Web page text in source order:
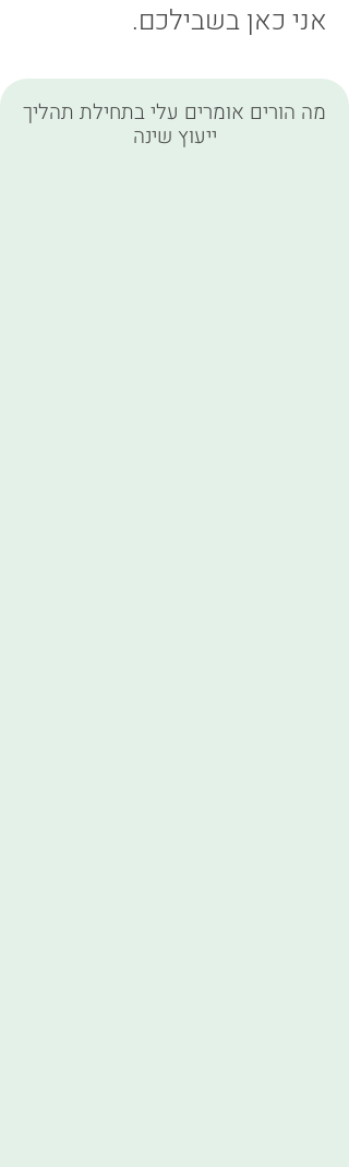
אני כאן בשבילכם.
מה הורים אומרים עלי בתחילת תהליך
ייעוץ שינה